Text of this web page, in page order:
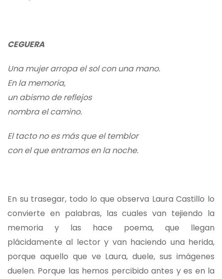
CEGUERA
Una mujer arropa el sol con una mano.
En la memoria,
un abismo de reflejos
nombra el camino.
El tacto no es más que el temblor
con el que entramos en la noche.
En su trasegar, todo lo que observa Laura Castillo lo
convierte en palabras, las cuales van tejiendo la
memoria y las hace poema, que llegan
plácidamente al lector y van haciendo una herida,
porque aquello que ve Laura, duele, sus imágenes
duelen. Porque las hemos percibido antes y es en la